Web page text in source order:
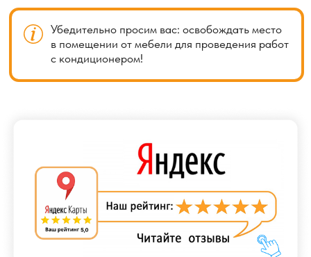
Укладка коммуникаций в штробу
кондиционера. Этот подход применяется, когда
необходимо скрыть трубы и кабели, связанные
с кондиционером, для создания более эстетического
и аккуратного внешнего вида.
Процесс укладки коммуникаций в штробу требует
специальных инструментов и навыков. Сначала
на стене делается углубление в виде штробы,
в которую затем укладываются трубы и кабели. Затем
штроба закрывается и отделывается, чтобы быть